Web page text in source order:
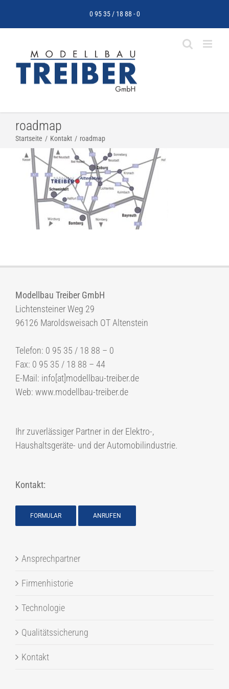
0 95 35 / 18 88 - 0
roadmap
Startseite Kontakt roadmap
Modellbau Treiber GmbH
Lichtensteiner Weg 29
96126 Maroldsweisach OT Altenstein
Telefon: 0 95 35 / 18 88 – 0
Fax: 0 95 35 / 18 88 – 44
E-Mail: info[at]modellbau-treiber.de
Web: www.modellbau-treiber.de
Ihr zuverlässiger Partner in der Elektro-,
Haushaltsgeräte- und der Automobilindustrie.
Kontakt:
FORMULAR ANRUFEN
Ansprechpartner
Firmenhistorie
Technologie
Qualitätssicherung
Kontakt